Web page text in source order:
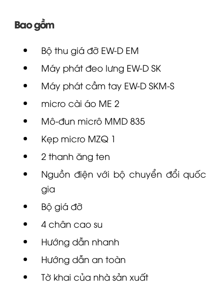
Bao gồm
Bộ thu giá đỡ EW-DEM
Máy phát đeo lưng EW-D SK
Máy phát cầm tay EW-D SKM-S
micro cài áo ME 2
Mô-đun micrô MMD 835
Kẹp micro MZQ 1
2 thanh ăng ten
Nguồn điện với bộ chuyển đổi quốc
gia
Bộ giá đỡ
4 chân cao su
Hướng dẫn nhanh
Hướng dẫn an toàn
Tờ khai của nhà sản xuất